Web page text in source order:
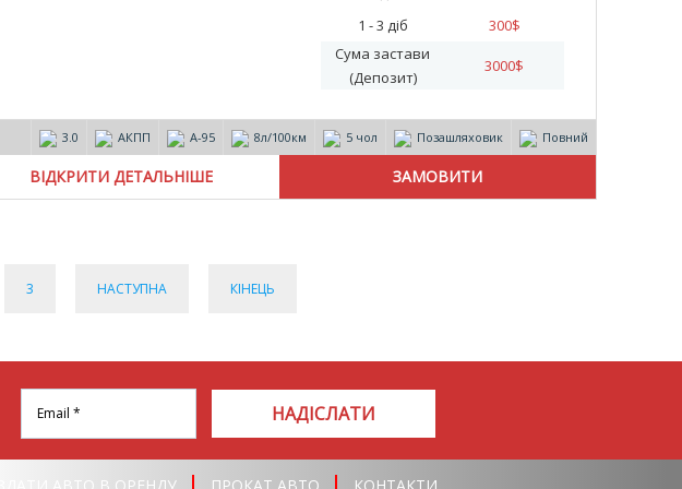
1 - 3 діб
300$
Сума застави
(Депозит)
3000$
3.0 АКПП А-95 8л/100км 5 чол Позашляховик Повний
ВІДКРИТИ ДЕТАЛЬНІШЕ
3 НАСТУПНА КІНЕЦЬ
НАДІСЛАТИ
ЗДАТИ АВТО В ОРЕНДУ ПРОКАТ АВТО КОНТАКТИ